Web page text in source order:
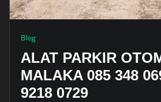
Blog
ALAT PARKIR
MALAKA 085 348
9218 0729